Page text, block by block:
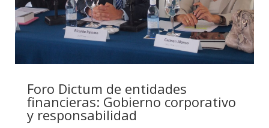
Foro Dictum de entidades
financieras: Gobierno corporativo
y responsabilidad